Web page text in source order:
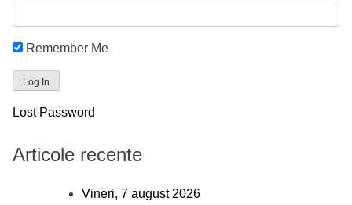
Remember Me
Lost Password
Articole recente
Vineri, 7 august 2026